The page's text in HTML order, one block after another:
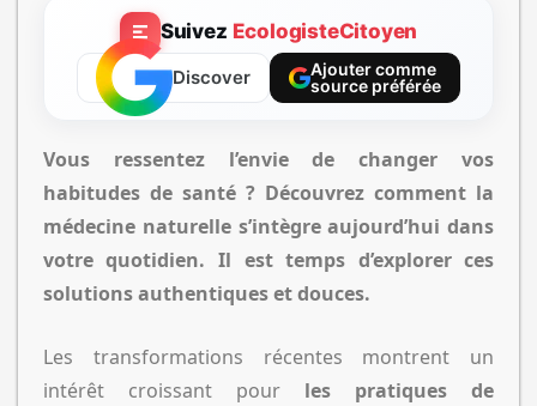
Suivez EcologisteCitoyen
Discover
Ajouter comme
source préférée
Vous ressentez l’envie de changer vos
habitudes de santé ? Découvrez comment la
médecine naturelle s’intègre aujourd’hui dans
votre quotidien. Il est temps d’explorer ces
solutions authentiques et douces.
Les transformations récentes montrent un
intérêt croissant pour les pratiques de